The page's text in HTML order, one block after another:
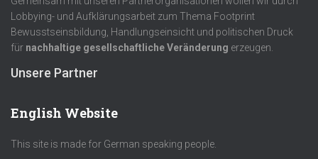
Lobbying- und Aufklärungsarbeit zum Thema Footprint
Bewusstseinsbildung, Handlungseinsicht und politischen Druck
für nachhaltige gesellschaftliche Veränderung erzeugen.
Unsere Partner
English Website
This site is made for German speaking people.